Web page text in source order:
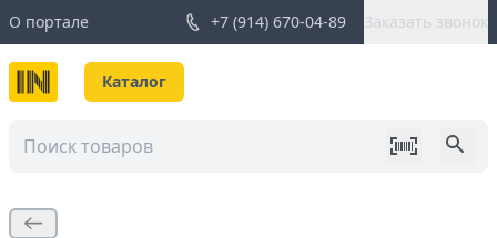
О портале +7 (914) 670-04-89 Заказать звонок
Каталог